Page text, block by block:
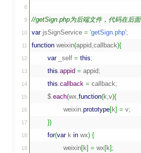
8
9
10
11
12
13
14
15
16
17
18
19
//getSign.php为后端文件，代码在后面
var jsSignService = 'getSign.php';
function weixin(appid callback){
var _self = this;
this appid = appid;
this callback = callback;
	$.
each(wx function(k v){
		weixin.
prototype[k] = v;
})
for(var k in wx) {
		weixin
[k] = wx[k];